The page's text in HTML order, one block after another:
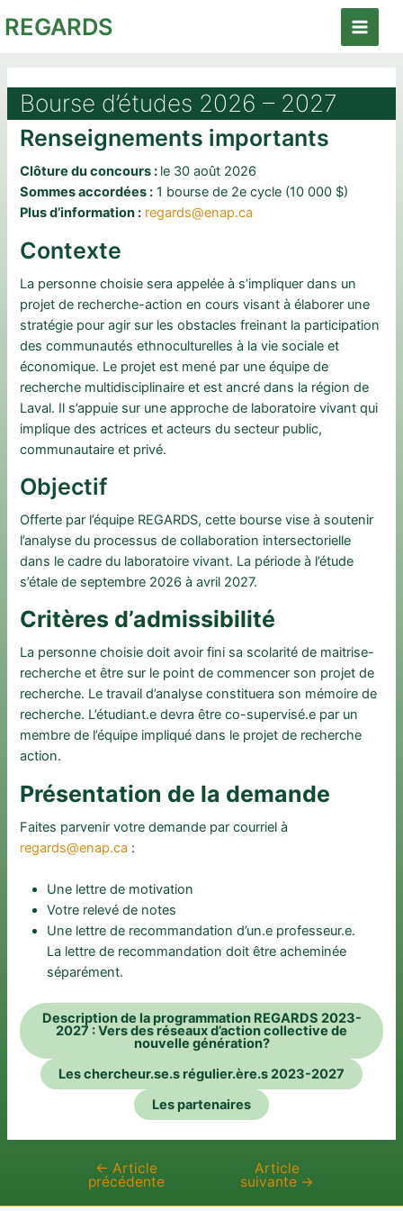
auREGARDS
Main
Bourse d’études 2026 – 2027
Renseignements importants
Clôture du concours : le 30 août 2026
Sommes accordées : 1 bourse de 2e cycle (10 000 $)
Plus d’information : regards@enap.ca
Contexte
La personne choisie sera appelée à s’impliquer dans un
projet de recherche-action en cours visant à élaborer une
stratégie pour agir sur les obstacles freinant la participation
des communautés ethnoculturelles à la vie sociale et
économique. Le projet est mené par une équipe de
recherche multidisciplinaire et est ancré dans la région de
Laval. Il s’appuie sur une approche de laboratoire vivant qui
implique des actrices et acteurs du secteur public,
communautaire et privé.
Objectif
Offerte par l’équipe REGARDS, cette bourse vise à soutenir
l’analyse du processus de collaboration intersectorielle
dans le cadre du laboratoire vivant. La période à l’étude
s’étale de septembre 2026 à avril 2027.
Critères d’admissibilité
La personne choisie doit avoir fini sa scolarité de maitrise-
recherche et être sur le point de commencer son projet de
recherche. Le travail d’analyse constituera son mémoire de
recherche. L’étudiant.e devra être co-supervisé.e par un
membre de l’équipe impliqué dans le projet de recherche
action.
Présentation de la demande
Faites parvenir votre demande par courriel à
regards@enap.ca :
Une lettre de motivation
Votre relevé de notes
Une lettre de recommandation d’un.e professeur.e.
La lettre de recommandation doit être acheminée
séparément.
Description de la programmation REGARDS 2023-
2027 : Vers des réseaux d’action collective de
nouvelle génération?
Les chercheur.se.s régulier.ère.s 2023-2027
Les partenaires
Navigation
← Article
précédente
Article
suivante →